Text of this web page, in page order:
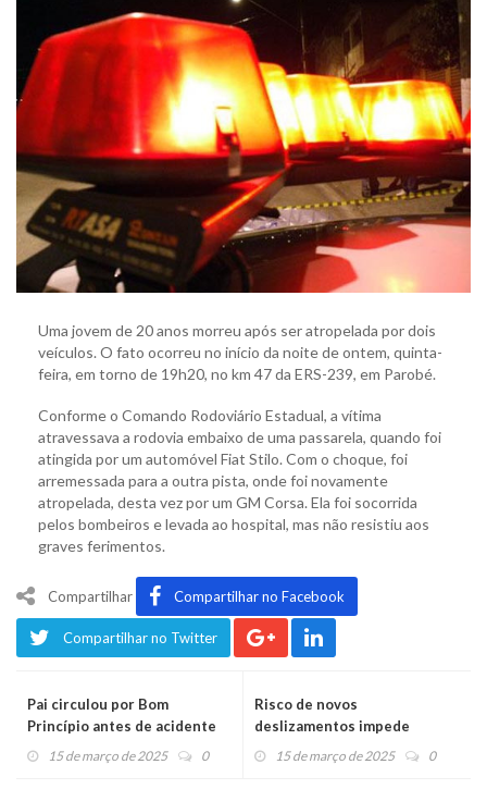
Uma jovem de 20 anos morreu após ser atropelada por dois
veículos. O fato ocorreu no início da noite de ontem, quinta-
feira, em torno de 19h20, no km 47 da ERS-239, em Parobé.
Conforme o Comando Rodoviário Estadual, a vítima
atravessava a rodovia embaixo de uma passarela, quando foi
atingida por um automóvel Fiat Stilo. Com o choque, foi
arremessada para a outra pista, onde foi novamente
atropelada, desta vez por um GM Corsa. Ela foi socorrida
pelos bombeiros e levada ao hospital, mas não resistiu aos
graves ferimentos.
Compartilhar Compartilhar no Facebook
Compartilhar no Twitter
Pai circulou por Bom
Princípio antes de acidente
com três mortes em São
15 de março de 2025 0
Risco de novos
deslizamentos impede
reabertura de estrada em
15 de março de 2025 0